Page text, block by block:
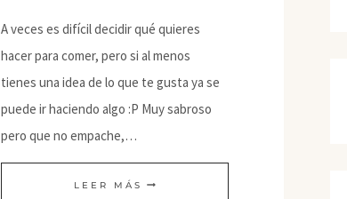
A veces es difícil decidir qué quieres
hacer para comer, pero si al menos
tienes una idea de lo que te gusta ya se
puede ir haciendo algo :P Muy sabroso
pero que no empache,…
LEER MÁS ENSALADA